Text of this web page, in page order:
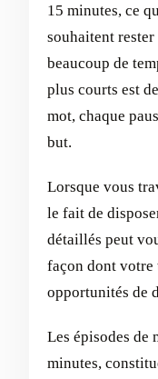
15 minutes, ce
souhaitent
beaucoup de
plus courts est
mot, chaque
but.
Lorsque vous
le fait de
détaillés peut
façon dont votre
opportunités de
Les épisodes de
minutes,